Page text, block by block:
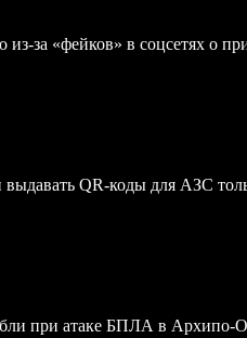
из-за «фейков» в соцсетях о
выдавать QR-коды для АЗС
при атаке БПЛА в Архипо-